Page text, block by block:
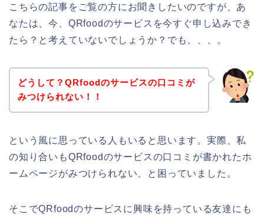
こちらの記事をご覧の方にお聞きしたいのですが、あ
なたは、今、QRfoodのサービスを今すぐ申し込みでき
たら？と考えていないでしょうか？でも、、、。
どうして？QRfoodのサービスの口コミが
みつけられない！！
という風に思っている人もいると思います。実際、私
の知り合いもQRfoodのサービスの口コミが書かれたホ
ームページがみつけられない、と困っていました。
そこでQRfoodのサービスに興味を持っている友達にも